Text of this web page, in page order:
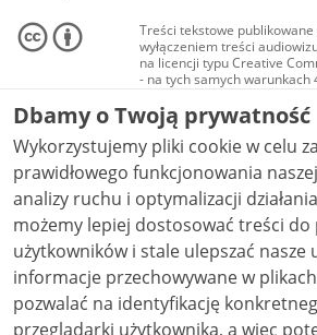
Treści tekstowe publikowane
wyłączeniem treści
na licencji typu Creative
- na tych samych warunkach
Materiały audiowizualne, w
audio i wideo, są
Creative Commons: uznanie
niekomercyjne - bez utworów
NC-ND 4.0), o ile nie jest to
Dbamy o Twoją prywatność
Wykorzystujemy pliki cookie w celu
prawidłowego funkcjonowania
analizy ruchu i optymalizacji działania strony.
możemy lepiej dostosować treści do
użytkowników i stale ulepszać nasze usługi.
informacje przechowywane w
pozwalać na identyfikację
przeglądarki użytkownika, a więc